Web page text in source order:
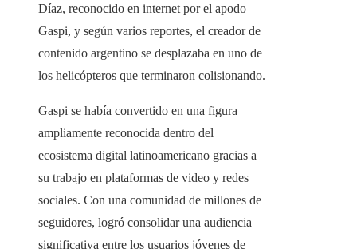
Díaz, reconocido en internet por el apodo
Gaspi, y según varios reportes, el creador de
contenido argentino se desplazaba en uno de
los helicópteros que terminaron colisionando.
Gaspi se había convertido en una figura
ampliamente reconocida dentro del
ecosistema digital latinoamericano gracias a
su trabajo en plataformas de video y redes
sociales. Con una comunidad de millones de
seguidores, logró consolidar una audiencia
significativa entre los usuarios jóvenes de